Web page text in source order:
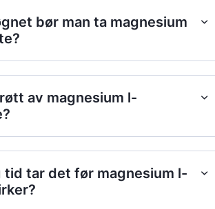
bør man ta magnesium
av magnesium l-
tid tar det før magnesium l-